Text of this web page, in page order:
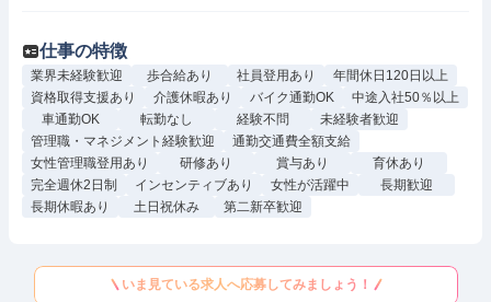
仕事の特徴
業界未経験歓迎 歩合給あり 社員登用あり
年間休日120日以上
資格取得支援あり
介護休暇あり バイク通勤OK
中途入社50％以上
車通勤OK
転勤なし 経験不問
未経験者歓迎
管理職・マネジメント経験歓迎
通勤交通費全額支給
女性管理職登用あり
研修あり 賞与あり
育休あり
完全週休2日制
インセンティブあり 女性が活躍中
長期歓迎
長期休暇あり
土日祝休み 第二新卒歓迎
いま見ている求人へ応募してみましょう！